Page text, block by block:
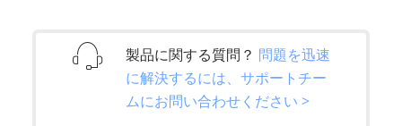
製品に関する質問？ 問題を迅速
に解決するには、サポートチー
ムにお問い合わせください >